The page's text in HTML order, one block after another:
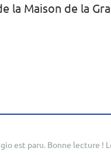
la Maison de la
est paru. Bonne lecture !